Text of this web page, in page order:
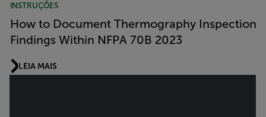
INSTRUÇÕES
How to Document Thermography Inspection
Findings Within NFPA 70B 2023
LEIA MAIS